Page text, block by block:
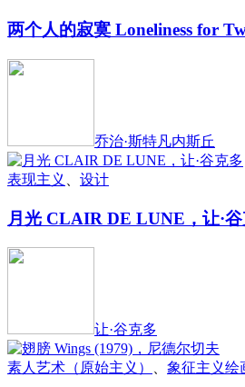
两个人的寂寞 Loneliness for
乔治·斯特凡内斯丘
表现主义 设计
月光 CLAIR DE LUNE，让·
让·谷克多
素人艺术（原始主义） 、 象征主义绘